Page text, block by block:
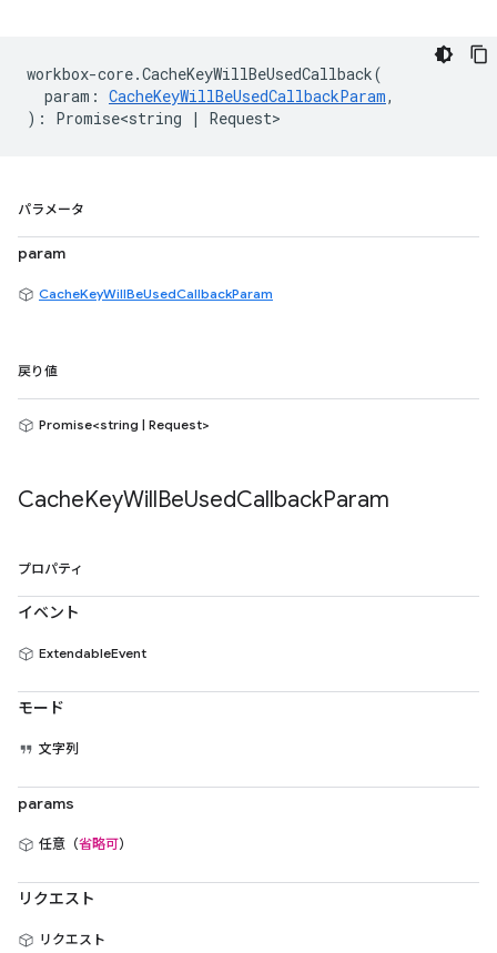
workbox-core.CacheKeyWillBeUsedCallback(
param : CacheKeyWillBeUsedCallbackParam,
) : Promise<string | Request>
パラメータ
param
CacheKeyWillBeUsedCallbackParam
戻り値
Promise<string | Request>
CacheKeyWillBeUsedCallbackParam
プロパティ
イベント
ExtendableEvent
モード
文字列
params
任意（省略可）
リクエスト
リクエスト